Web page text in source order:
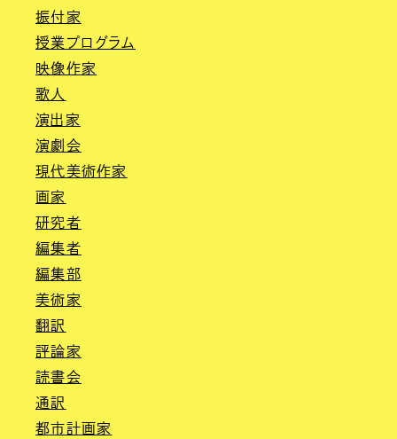
振付家
授業プログラム
映像作家
歌人
演出家
演劇会
現代美術作家
画家
研究者
編集者
編集部
美術家
翻訳
評論家
読書会
通訳
都市計画家